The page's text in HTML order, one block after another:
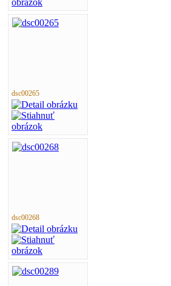
dsc00265
dsc00268